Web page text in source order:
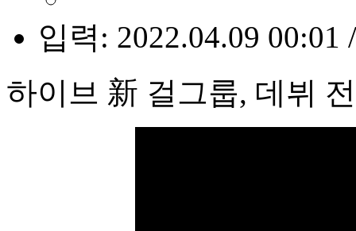
입력: 2022.04.09 00:01
하이브 新 걸그룹, 데뷔